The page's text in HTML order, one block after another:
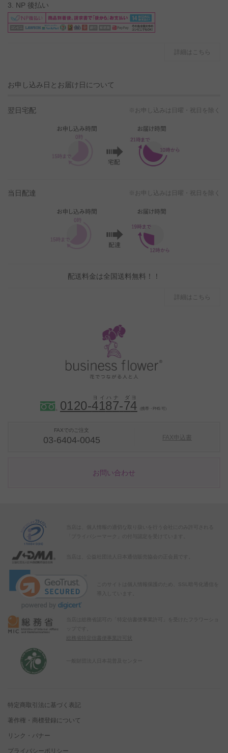
3. NP 後払い
詳細はこちら
お申し込み日とお届け日について
翌日宅配 ※お申し込みは日曜・祝日を除く
当日配達 ※お申し込みは日曜・祝日を除く
配送料金は全国送料無料！！
詳細はこちら
0120-4187-74 （携帯・PHS 可）
FAXでのご注文
03-6404-0045 FAX申込書
お問い合わせ
当店は、個人情報の適切な取り扱いを行う会社にのみ許可される
「プライバシーマーク」の付与認定を受けています。
当店は、公益社団法人日本通信販売協会の正会員です。
このサイトは個人情報保護のため、SSL暗号化通信を
導入しています。
当店は総務省認可の「特定信書便事業許可」を受けたフラワーショ
総務省特定信書便事業許可状
特定商取引法に基づく表記
著作権・商標登録について
リンク・バナー
プライバシーポリシー